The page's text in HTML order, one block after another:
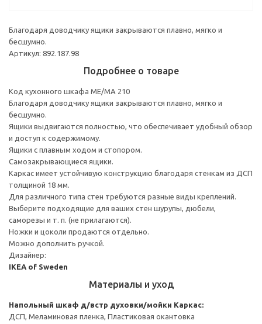
Благодаря доводчику ящики закрываются плавно, мягко и
бесшумно.
Артикул: 892.187.98
Подробнее о товаре
Код кухонного шкафа ME/MA 210
Благодаря доводчику ящики закрываются плавно, мягко и
бесшумно.
Ящики выдвигаются полностью, что обеспечивает удобный обзор
и доступ к содержимому.
Ящики с плавным ходом и стопором.
Самозакрывающиеся ящики.
Каркас имеет устойчивую конструкцию благодаря стенкам из ДСП
толщиной 18 мм.
Для различного типа стен требуются разные виды креплений.
Выберите подходящие для ваших стен шурупы, дюбели,
саморезы и т. п. (не прилагаются).
Ножки и цоколи продаются отдельно.
Можно дополнить ручкой.
Дизайнер:
IKEA of Sweden
Материалы и уход
Напольный шкаф д/встр духовки/мойки Каркас:
ДСП, Меламиновая пленка, Пластиковая окантовка